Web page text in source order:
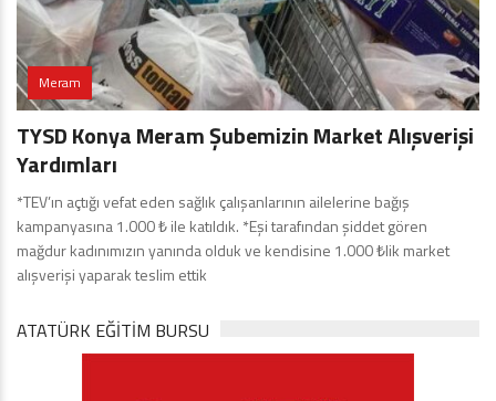
Meram
TYSD Konya Meram Şubemizin Market Alışverişi
Yardımları
*TEV’ın açtığı vefat eden sağlık çalışanlarının ailelerine bağış
kampanyasına 1.000 ₺ ile katıldık. *Eşi tarafından şiddet gören
mağdur kadınımızın yanında olduk ve kendisine 1.000 ₺lik market
alışverişi yaparak teslim ettik
ATATÜRK EĞITIM BURSU